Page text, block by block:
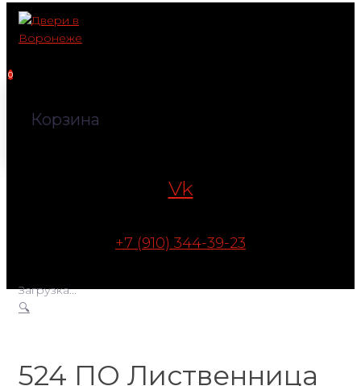
Перейти
контенту
0
Корзина
Vk
+7 (910) 344-39-23
Загрузка...
🔍
524 ПО Лиственница